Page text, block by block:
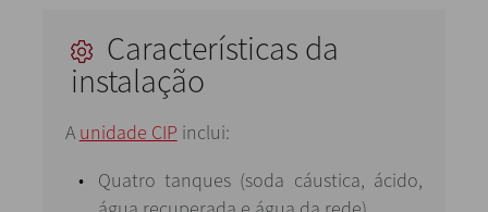
Características da
instalação
A unidade CIP inclui:
Quatro tanques (soda cáustica, ácido,